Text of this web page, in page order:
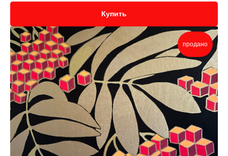
Купить
продано